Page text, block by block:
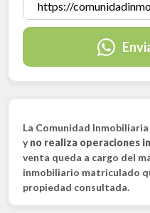
La Comunidad
yno realiza operaciones
venta queda a cargo del
inmobiliario matriculado
propiedad consultada.